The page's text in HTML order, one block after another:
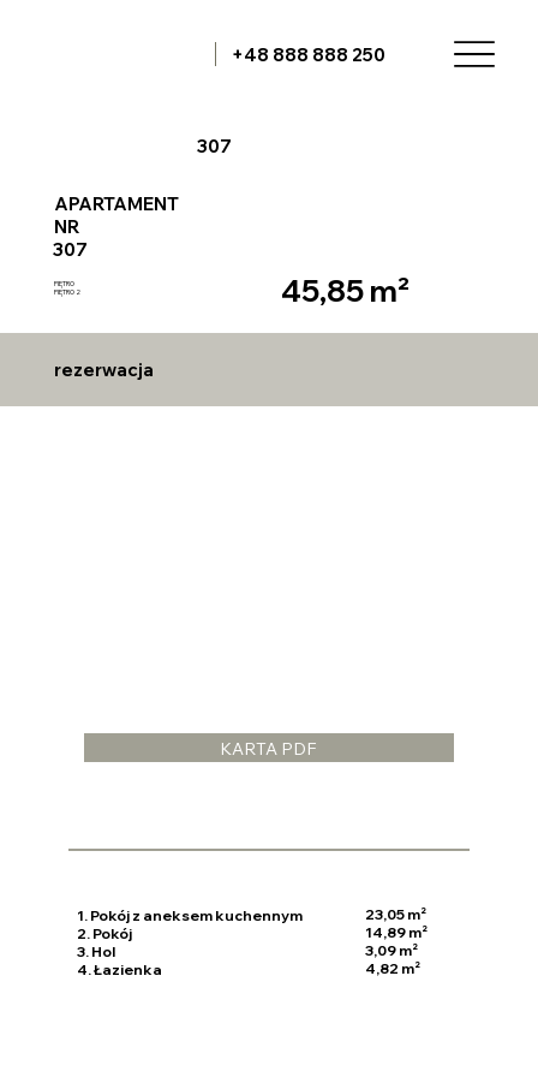
+48 888 888 250
307
45,85 m²
PIĘTRO 2
PIĘTRO
307
APARTAMENT
NR
rezerwacja
1. Pokój z aneksem kuchennym
2. Pokój
3. Hol
4. Łazienka
23,05 m²
14,89 m²
3,09 m²
4,82 m²
KARTA PDF